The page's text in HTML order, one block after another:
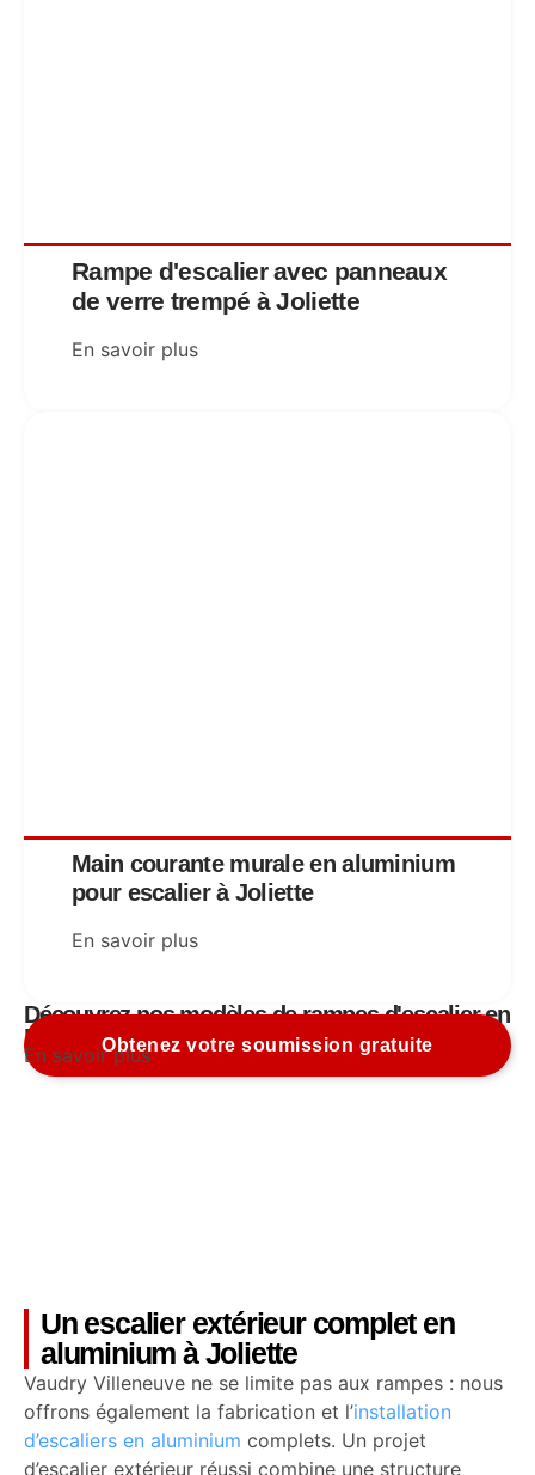
Rampe d'escalier avec panneaux
de verre trempé à Joliette
En savoir plus
Main courante murale en aluminium
pour escalier à Joliette
En savoir plus
Découvrez nos modèles de rampes d'escalier en
ligne
Obtenez votre soumission gratuite
En savoir plus
Un escalier extérieur complet en
aluminium à Joliette
Vaudry Villeneuve ne se limite pas aux rampes : nous
offrons également la fabrication et l’installation
d’escaliers en aluminium complets. Un projet
d’escalier extérieur réussi combine une structure